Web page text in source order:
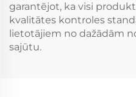
garantējot, ka visi
kvalitātes kontroles
lietotājiem no dažādām
sajūtu.